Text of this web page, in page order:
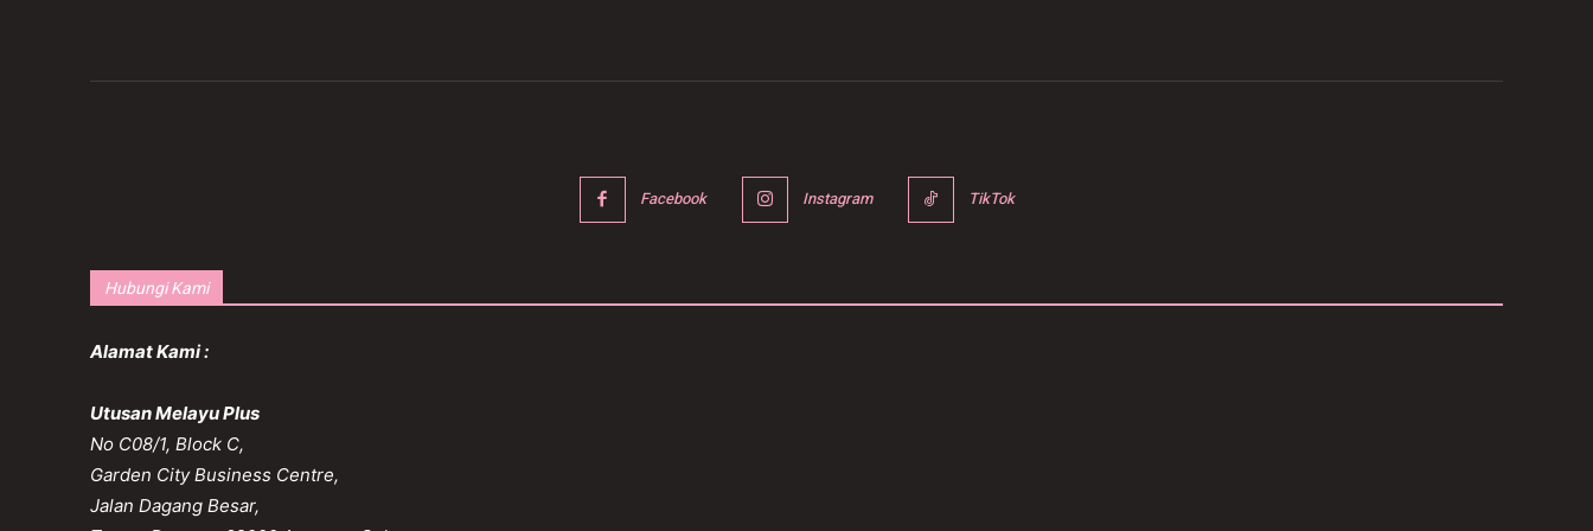
Facebook Instagram TikTok
Hubungi Kami
Alamat Kami :
Utusan Melayu Plus
No C08/1, Block C,
Garden City Business Centre,
Jalan Dagang Besar,